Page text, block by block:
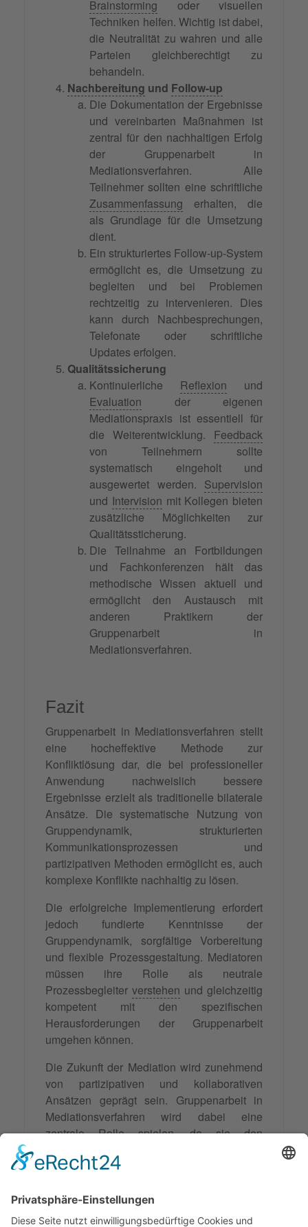
Brainstorming oder visuellen
Techniken helfen. Wichtig ist dabei,
die Neutralität zu wahren und alle
Parteien gleichberechtigt zu
behandeln.
Nachbereitung und Follow-up
Die Dokumentation der Ergebnisse
und vereinbarten Maßnahmen ist
zentral für den nachhaltigen Erfolg
der Gruppenarbeit in
Mediationsverfahren. Alle
Teilnehmer sollten eine schriftliche
Zusammenfassung erhalten, die
als Grundlage für die Umsetzung
dient.
Ein strukturiertes Follow-up-System
ermöglicht es, die Umsetzung zu
begleiten und bei Problemen
rechtzeitig zu intervenieren. Dies
kann durch Nachbesprechungen,
Telefonate oder schriftliche
Updates erfolgen.
Qualitätssicherung
Kontinuierliche Reflexion und
Evaluation der eigenen
Mediationspraxis ist essentiell für
die Weiterentwicklung. Feedback
von Teilnehmern sollte
systematisch eingeholt und
ausgewertet werden. Supervision
und Intervision mit Kollegen bieten
zusätzliche Möglichkeiten zur
Qualitätssticherung.
Die Teilnahme an Fortbildungen
und Fachkonferenzen hält das
methodische Wissen aktuell und
ermöglicht den Austausch mit
anderen Praktikern der
Gruppenarbeit in
Mediationsverfahren.
Fazit
Gruppenarbeit in Mediationsverfahren stellt
eine hocheffektive Methode zur
Konfliktlösung dar, die bei professioneller
Anwendung nachweislich bessere
Ergebnisse erzielt als traditionelle bilaterale
Ansätze. Die systematische Nutzung von
Gruppendynamik, strukturierten
Kommunikationsprozessen und
partizipativen Methoden ermöglicht es, auch
komplexe Konflikte nachhaltig zu lösen.
Die erfolgreiche Implementierung erfordert
jedoch fundierte Kenntnisse der
Gruppendynamik, sorgfältige Vorbereitung
und flexible Prozessgestaltung. Mediatoren
müssen ihre Rolle als neutrale
Prozessbegleiter verstehen und gleichzeitig
kompetent mit den spezifischen
Herausforderungen der Gruppenarbeit
umgehen können.
Die Zukunft der Mediation wird zunehmend
von partizipativen und kollaborativen
Ansätzen geprägt sein. Gruppenarbeit in
Mediationsverfahren wird dabei eine
zentrale Rolle spielen, da sie den
Beteiligung und gemeinsamer
die Weiterentwicklung entsprechender
Kompetenzen sind daher sowohl für